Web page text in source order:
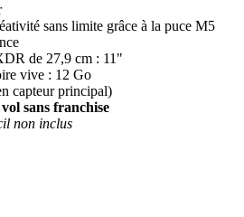
sans limite grâce à la puce M5
de 27,9 cm : 11"
vive : 12 Go
capteur principal)
sans franchise
non inclus